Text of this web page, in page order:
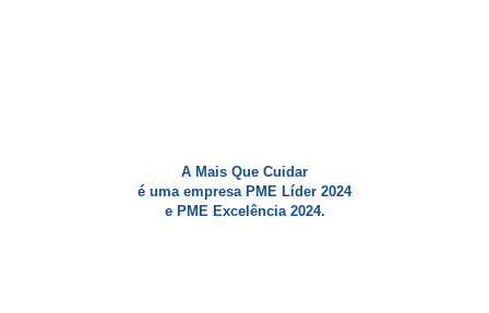
A Mais Que Cuidar
é uma empresa PME Líder 2024
e PME Excelência 2024.